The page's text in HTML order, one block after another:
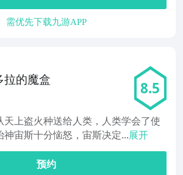
需优先下载九游APP
拉的魔盒 8.5
天上盗火种送给人类，人类学会了使
神宙斯十分恼怒，宙斯决定...展开
预约